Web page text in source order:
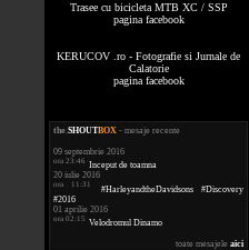
Trasee cu bicicleta MTB XC / SSP
pagina facebook
KERUCOV .ro - Fotografie si Jurnale de
Calatorie
pagina facebook
the.SHOUTBOX - mesaje recente
09 septembrie 2016
ora 23:46 Inceput de toamna
20 iulie 2016
ora 11:31
#HarleyandtheDavidsons #Discovery
#2016
01 aprilie 2016
ora 02:15 Velodromul Dinamo
toate mesajele aici